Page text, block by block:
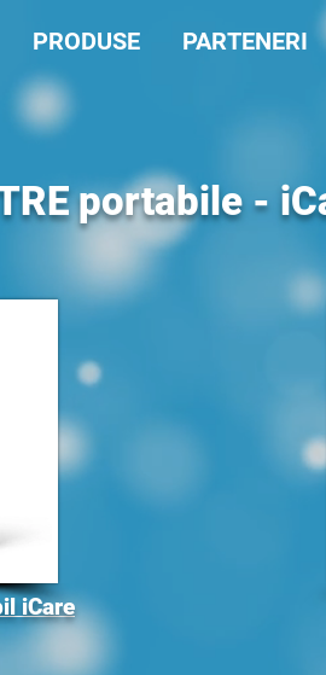
PRODUSE PARTENERI
iCare
portabile -